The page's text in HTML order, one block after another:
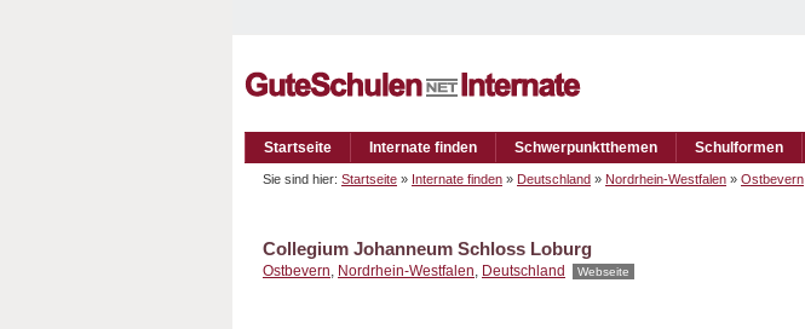
Startseite Internate finden Schwerpunktthemen Schulformen
Sie sind hier: Startseite » Internate finden » Deutschland » Nordrhein-Westfalen » Ostbevern
Collegium Johanneum Schloss Loburg
Ostbevern, Nordrhein-Westfalen, Deutschland Webseite